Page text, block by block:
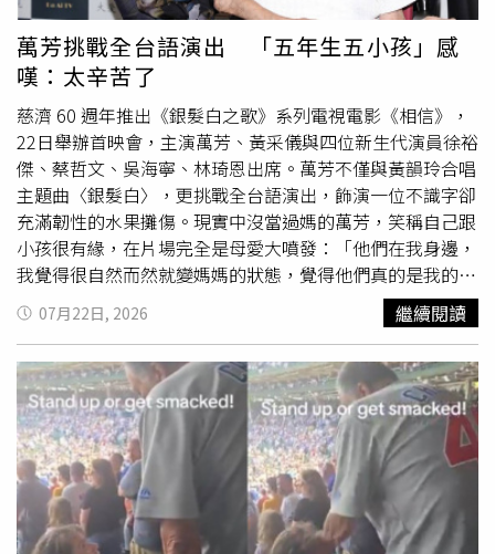
身上車時仍需員警攙扶，手肘也可見瘀青痕跡。警方調查，
林男具有美國籍，任教於陽明交大電機工程學系，與死者為
連襟，雙方疑因岳家財產分配及音樂教室經營權等問題長期
失和。林男日前接受警詢時坦承，曾因經營及分產問題與紀
男發生爭執，認為妻子在家族分產中受到委屈才會暴走行
兇。但他也供稱自己有幻聽、幻覺，並聲稱受到「川普的大
揭露」及意識遭干擾影響，才會失控犯案；至於林嫌犯案是
否與精神狀況有關？還是「畏罪裝瘋」？他真正犯案原因為
何？檢警表示，除了交由專業精神鑑定，釐清嫌犯真實精神
狀態，對於其作案動機一定會深入追查。
萬芳挑戰全台語演出 「五年生五小孩」感
嘆：太辛苦了
慈濟 60 週年推出《銀髮白之歌》系列電視電影《相信》，
22日舉辦首映會，主演萬芳、黃采儀與四位新生代演員徐裕
傑、蔡哲文、吳海寧、林琦恩出席。萬芳不僅與黃韻玲合唱
主題曲〈銀髮白〉，更挑戰全台語演出，飾演一位不識字卻
充滿韌性的水果攤傷。現實中沒當過媽的萬芳，笑稱自己跟
小孩很有緣，在片場完全是母愛大噴發：「他們在我身邊，
我覺得很自然而然就變媽媽的狀態，覺得他們真的是我的女
兒、兒子。」感嘆當時女性連五年大肚子生小孩的辛苦。搞
笑的是，劇中飾演大兒子的徐裕傑，原本要喊萬芳「媽」，
一看到她仙女般的氣質，頓了一下竟當場改口喊「姊」！提
及這次「全台語」挑戰，萬芳坦言壓力極大，特別感謝對戲
自然的好友陳竹昇，常向他請教「開嘴不開嘴」等台語發音
細節。劇中最讓她動容的，是詮釋高愛40多歲才開始讀書的
橋段，萬芳忍不住痛哭：「高愛第一個老師竟然是上人……
那個力量真的非常巨大！」連同場對戲的黃采儀與柯素雲看
了也跟著掉淚。談到劇中經典的深夜華中橋掃橋戲，萬芳形
容這是一場「安靜的修行」。高愛為了奉獻，白天賣水果、
07月22日, 2026 繼續閱讀